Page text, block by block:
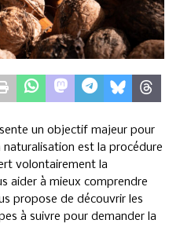
un objectif majeur pour
est la procédure
volontairement la
aider à mieux comprendre
propose de découvrir les
à suivre pour demander la